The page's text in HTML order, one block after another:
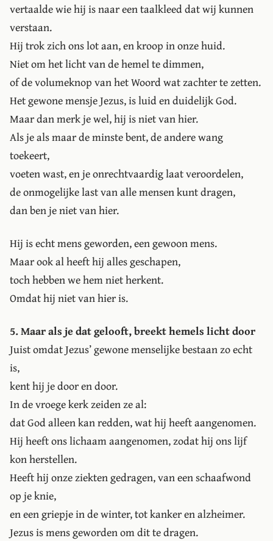
vertaalde wie hij is naar een taalkleed dat wij kunnen
verstaan.
Hij trok zich ons lot aan, en kroop in onze huid.
Niet om het licht van de hemel te dimmen,
of de volumeknop van het Woord wat zachter te zetten.
Het gewone mensje Jezus, is luid en duidelijk God.
Maar dan merk je wel, hij is niet van hier.
Als je als maar de minste bent, de andere wang
toekeert,
voeten wast, en je onrechtvaardig laat veroordelen,
de onmogelijke last van alle mensen kunt dragen,
dan ben je niet van hier.
Hij is echt mens geworden, een gewoon mens.
Maar ook al heeft hij alles geschapen,
toch hebben we hem niet herkent.
Omdat hij niet van hier is.
5. Maar als je dat gelooft, breekt hemels licht door
Juist omdat Jezus’ gewone menselijke bestaan zo echt
is,
kent hij je door en door.
In de vroege kerk zeiden ze al:
dat God alleen kan redden, wat hij heeft aangenomen.
Hij heeft ons lichaam aangenomen, zodat hij ons lijf
kon herstellen.
Heeft hij onze ziekten gedragen, van een schaafwond
op je knie,
en een griepje in de winter, tot kanker en alzheimer.
Jezus is mens geworden om dit te dragen.